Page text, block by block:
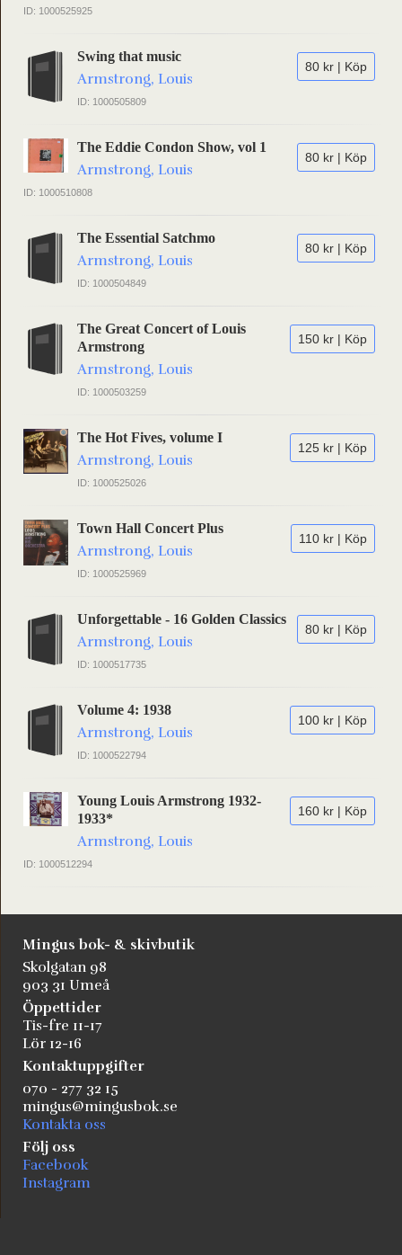
ID: 1000525925
80 kr | Köp
Swing that music
Armstrong, Louis
ID: 1000505809
80 kr | Köp
The Eddie Condon Show, vol 1
Armstrong, Louis
ID: 1000510808
80 kr | Köp
The Essential Satchmo
Armstrong, Louis
ID: 1000504849
150 kr | Köp
The Great Concert of Louis
Armstrong
Armstrong, Louis
ID: 1000503259
125 kr | Köp
The Hot Fives, volume I
Armstrong, Louis
ID: 1000525026
110 kr | Köp
Town Hall Concert Plus
Armstrong, Louis
ID: 1000525969
80 kr | Köp
Unforgettable - 16 Golden Classics
Armstrong, Louis
ID: 1000517735
100 kr | Köp
Volume 4: 1938
Armstrong, Louis
ID: 1000522794
160 kr | Köp
Young Louis Armstrong 1932-
1933*
Armstrong, Louis
ID: 1000512294
Mingus bok- & skivbutik
Skolgatan 98
903 31 Umeå
Öppettider
Tis-fre 11-17
Lör 12-16
Kontaktuppgifter
070 - 277 32 15
mingus@mingusbok.se
Kontakta oss
Följ oss
Facebook
Instagram